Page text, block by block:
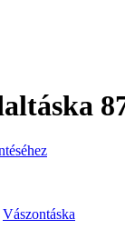
Vászontáska